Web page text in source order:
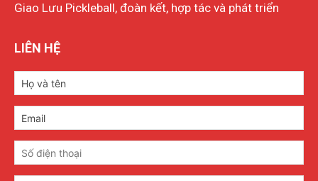
Giao Lưu Pickleball, đoàn kết, hợp tác và phát triển
LIÊN HỆ